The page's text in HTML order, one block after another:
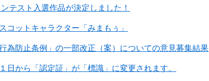
テスト入選作品が決定しました！
コットキャラクター「みまもぅ」
為防止条例」の一部改正（案）についての意見募集結果
日から「認定証」が「標識」に変更されます。